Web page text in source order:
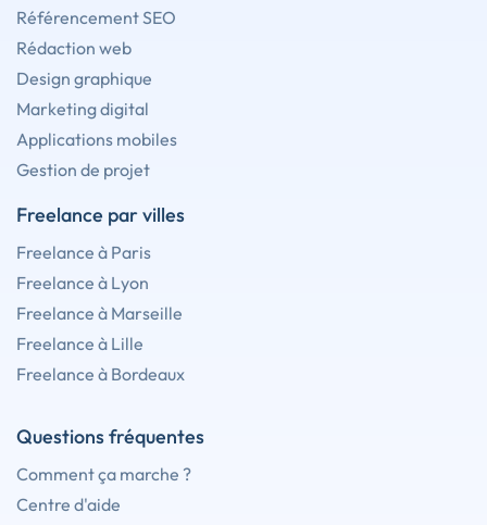
Référencement SEO
Rédaction web
Design graphique
Marketing digital
Applications mobiles
Gestion de projet
Freelance par villes
Freelance à Paris
Freelance à Lyon
Freelance à Marseille
Freelance à Lille
Freelance à Bordeaux
Questions fréquentes
Comment ça marche ?
Centre d'aide